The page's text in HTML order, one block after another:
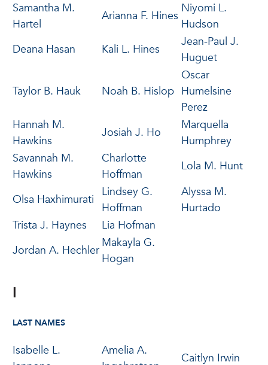
Samantha M.
Hartel
Arianna F. Hines
Niyomi L.
Hudson
Deana Hasan
Kali L. Hines
Jean-Paul J.
Huguet
Taylor B. Hauk Noah B. Hislop
Oscar
Humelsine
Perez
Hannah M.
Hawkins
Josiah J. Ho
Marquella
Humphrey
Savannah M.
Hawkins
Charlotte
Hoffman
Lola M. Hunt
Olsa Haxhimurati
Lindsey G.
Hoffman
Alyssa M.
Hurtado
Trista J. Haynes
Lia Hofman
Jordan A. Hechler
Makayla G.
Hogan
I
LAST NAMES
Isabelle L.
Amelia A.
Caitlyn Irwin